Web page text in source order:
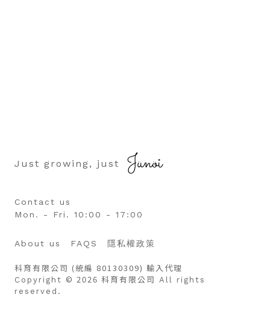
Just growing, just
Contact us
Mon. - Fri. 10:00 - 17:00
About us FAQS 隱私權政策
科育有限公司 (統編 80130309) 輸入代理
Copyright © 2026 科育有限公司 All rights
reserved.